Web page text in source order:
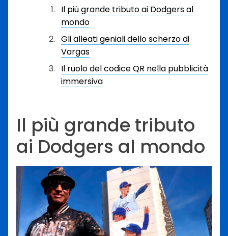
Il più grande tributo ai Dodgers al
mondo
Gli alleati geniali dello scherzo di
Vargas
Il ruolo del codice QR nella pubblicità
immersiva
Il più grande tributo
ai Dodgers al mondo